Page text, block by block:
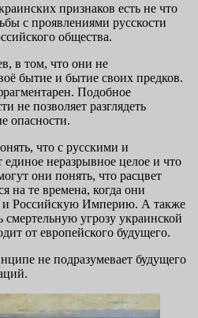
признаков есть не что
с проявлениями русскости
общества.
в том, что они не
бытие и бытие своих предков.
Подобное
не позволяет разглядеть
опасности.
что с русскими и
неразрывное целое и что
они понять, что расцвет
на те времена, когда они
и Российскую Империю. А также
угрозу украинской
от европейского будущего.
не подразумевает будущего